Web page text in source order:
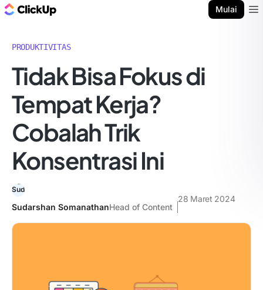
Mulai
PRODUKTIVITAS
Tidak Bisa Fokus di
Tempat Kerja?
Cobalah Trik
Konsentrasi Ini
Sudarshan SomanathanHead of Content
28 Maret 2024